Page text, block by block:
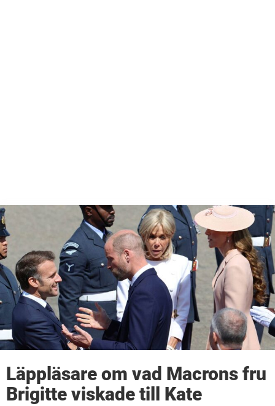
Läppläsare om vad Macrons fru
Brigitte viskade till Kate